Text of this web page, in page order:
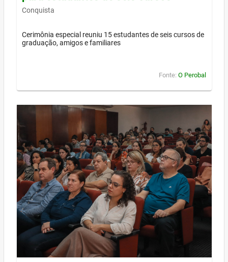
Conquista
Cerimônia especial reuniu 15 estudantes de seis cursos de
graduação, amigos e familiares
Fonte: O Perobal